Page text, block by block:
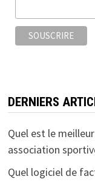
DERNIERS
Quel est le
association
Quel logiciel de